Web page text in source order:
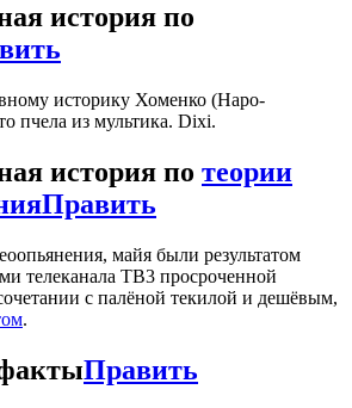
история по
историку Хоменко (Наро-
пчела из мультика. Dixi.
история по теории
Править
майя были результатом
телеканала ТВ3 просроченной
с палёной текилой и дешёвым,
.
Править